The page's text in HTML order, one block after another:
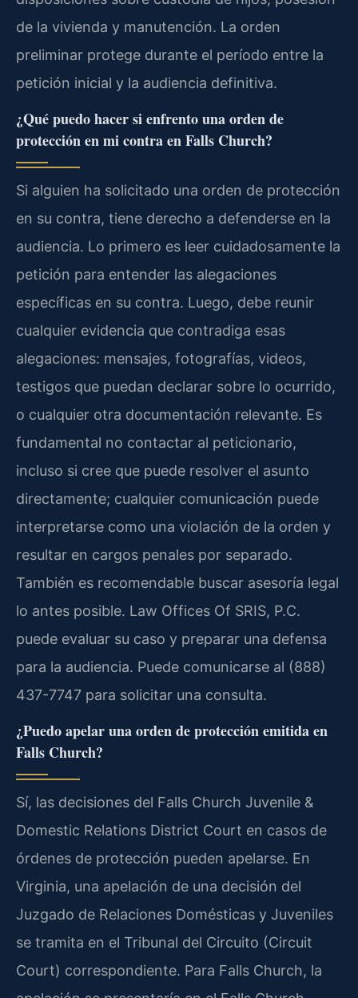
de la vivienda y manutención. La orden
preliminar protege durante el período entre la
petición inicial y la audiencia definitiva.
¿Qué puedo hacer si enfrento una orden de
protección en mi contra en Falls Church?
Si alguien ha solicitado una orden de protección
en su contra, tiene derecho a defenderse en la
audiencia. Lo primero es leer cuidadosamente la
petición para entender las alegaciones
específicas en su contra. Luego, debe reunir
cualquier evidencia que contradiga esas
alegaciones: mensajes, fotografías, videos,
testigos que puedan declarar sobre lo ocurrido,
o cualquier otra documentación relevante. Es
fundamental no contactar al peticionario,
incluso si cree que puede resolver el asunto
directamente; cualquier comunicación puede
interpretarse como una violación de la orden y
resultar en cargos penales por separado.
También es recomendable buscar asesoría legal
lo antes posible. Law Offices Of SRIS, P.C.
puede evaluar su caso y preparar una defensa
para la audiencia. Puede comunicarse al (888)
437-7747 para solicitar una consulta.
¿Puedo apelar una orden de protección emitida en
Falls Church?
Sí, las decisiones del Falls Church Juvenile &
Domestic Relations District Court en casos de
órdenes de protección pueden apelarse. En
Virginia, una apelación de una decisión del
Juzgado de Relaciones Domésticas y Juveniles
se tramita en el Tribunal del Circuito (Circuit
Court) correspondiente. Para Falls Church, la